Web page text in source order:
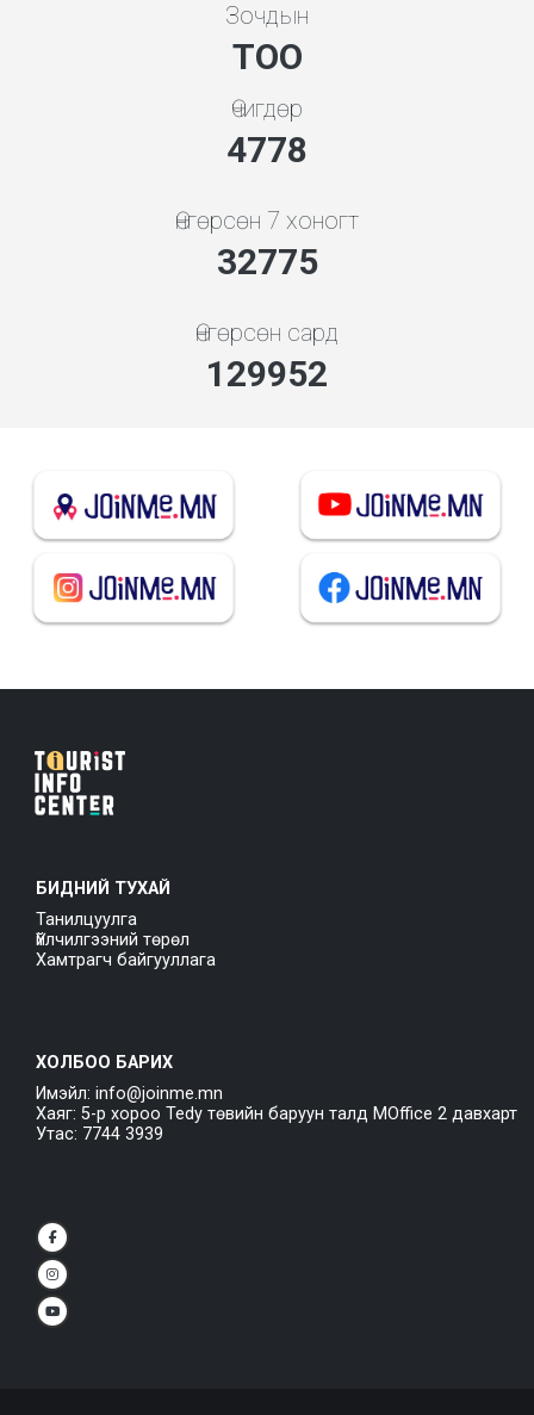
Зочдын
ТОО
Өчигдөр
5119
Өнгөрсөн 7 хоногт
35116
Өнгөрсөн сард
139234
БИДНИЙ ТУХАЙ
Танилцуулга
Үйлчилгээний төрөл
Хамтрагч байгууллага
ХОЛБОО БАРИХ
Имэйл: info@joinme.mn
Хаяг: 5-р хороо Tedy төвийн баруун талд MOffice 2 давхарт
Утас: 7744 3939